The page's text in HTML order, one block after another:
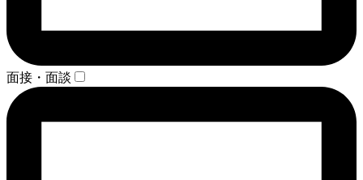
面接・面談